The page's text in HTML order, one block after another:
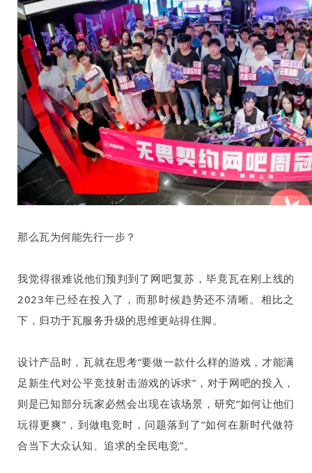
那么瓦为何能先行一步？
我觉得很难说他们预判到了网吧复苏，毕竟瓦在刚上线的
2023年已经在投入了，而那时候趋势还不清晰。相比之
下，归功于瓦服务升级的思维更站得住脚。
设计产品时，瓦就在思考“要做一款什么样的游戏，才能满
足新生代对公平竞技射击游戏的诉求”，对于网吧的投入，
则是已知部分玩家必然会出现在该场景，研究“如何让他们
玩得更爽”，到做电竞时，问题落到了“如何在新时代做符
合当下大众认知、追求的全民电竞”。